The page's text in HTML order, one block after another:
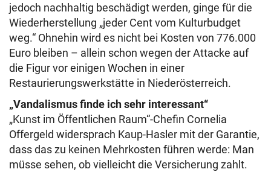
jedoch nachhaltig beschädigt werden, ginge für die
Wiederherstellung „jeder Cent vom Kulturbudget
weg.“ Ohnehin wird es nicht bei Kosten von 776.000
Euro bleiben – allein schon wegen der Attacke auf
die Figur vor einigen Wochen in einer
Restaurierungswerkstätte in Niederösterreich.
„Vandalismus finde ich sehr interessant“
„Kunst im Öffentlichen Raum“-Chefin Cornelia
Offergeld widersprach Kaup-Hasler mit der Garantie,
dass das zu keinen Mehrkosten führen werde: Man
müsse sehen, ob vielleicht die Versicherung zahlt.